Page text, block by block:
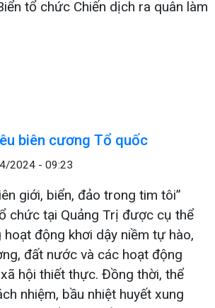
tổ chức Chiến dịch ra quân làm
biên cương Tổ quốc
2024 - 09:23
giới, biển, đảo trong tim tôi”
chức tại Quảng Trị được cụ thể
hoạt động khơi dậy niềm tự hào,
đất nước và các hoạt động
hội thiết thực. Đồng thời, thể
nhiệm, bầu nhiệt huyết xung